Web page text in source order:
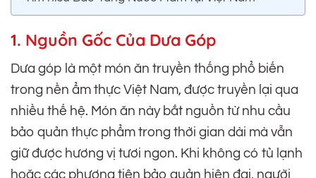
1. Nguồn Gốc Của Dưa Góp
Dưa góp là một món ăn truyền thống phổ biến
trong nền ẩm thực Việt Nam, được truyền lại qua
nhiều thế hệ. Món ăn này bắt nguồn từ nhu cầu
bảo quản thực phẩm trong thời gian dài mà vẫn
giữ được hương vị tươi ngon. Khi không có tủ lạnh
hoặc các phương tiện bảo quản hiện đại, người